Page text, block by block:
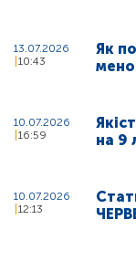
13.07.2026
10:43
Як
10.07.2026
16:59
на 9
10.07.2026
12:13